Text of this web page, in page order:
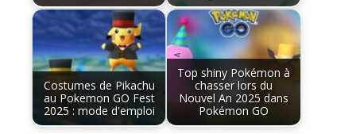
Costumes de Pikachu
au Pokemon GO Fest
2025 : mode d'emploi
Top shiny Pokémon à
chasser lors du
Nouvel An 2025 dans
Pokémon GO